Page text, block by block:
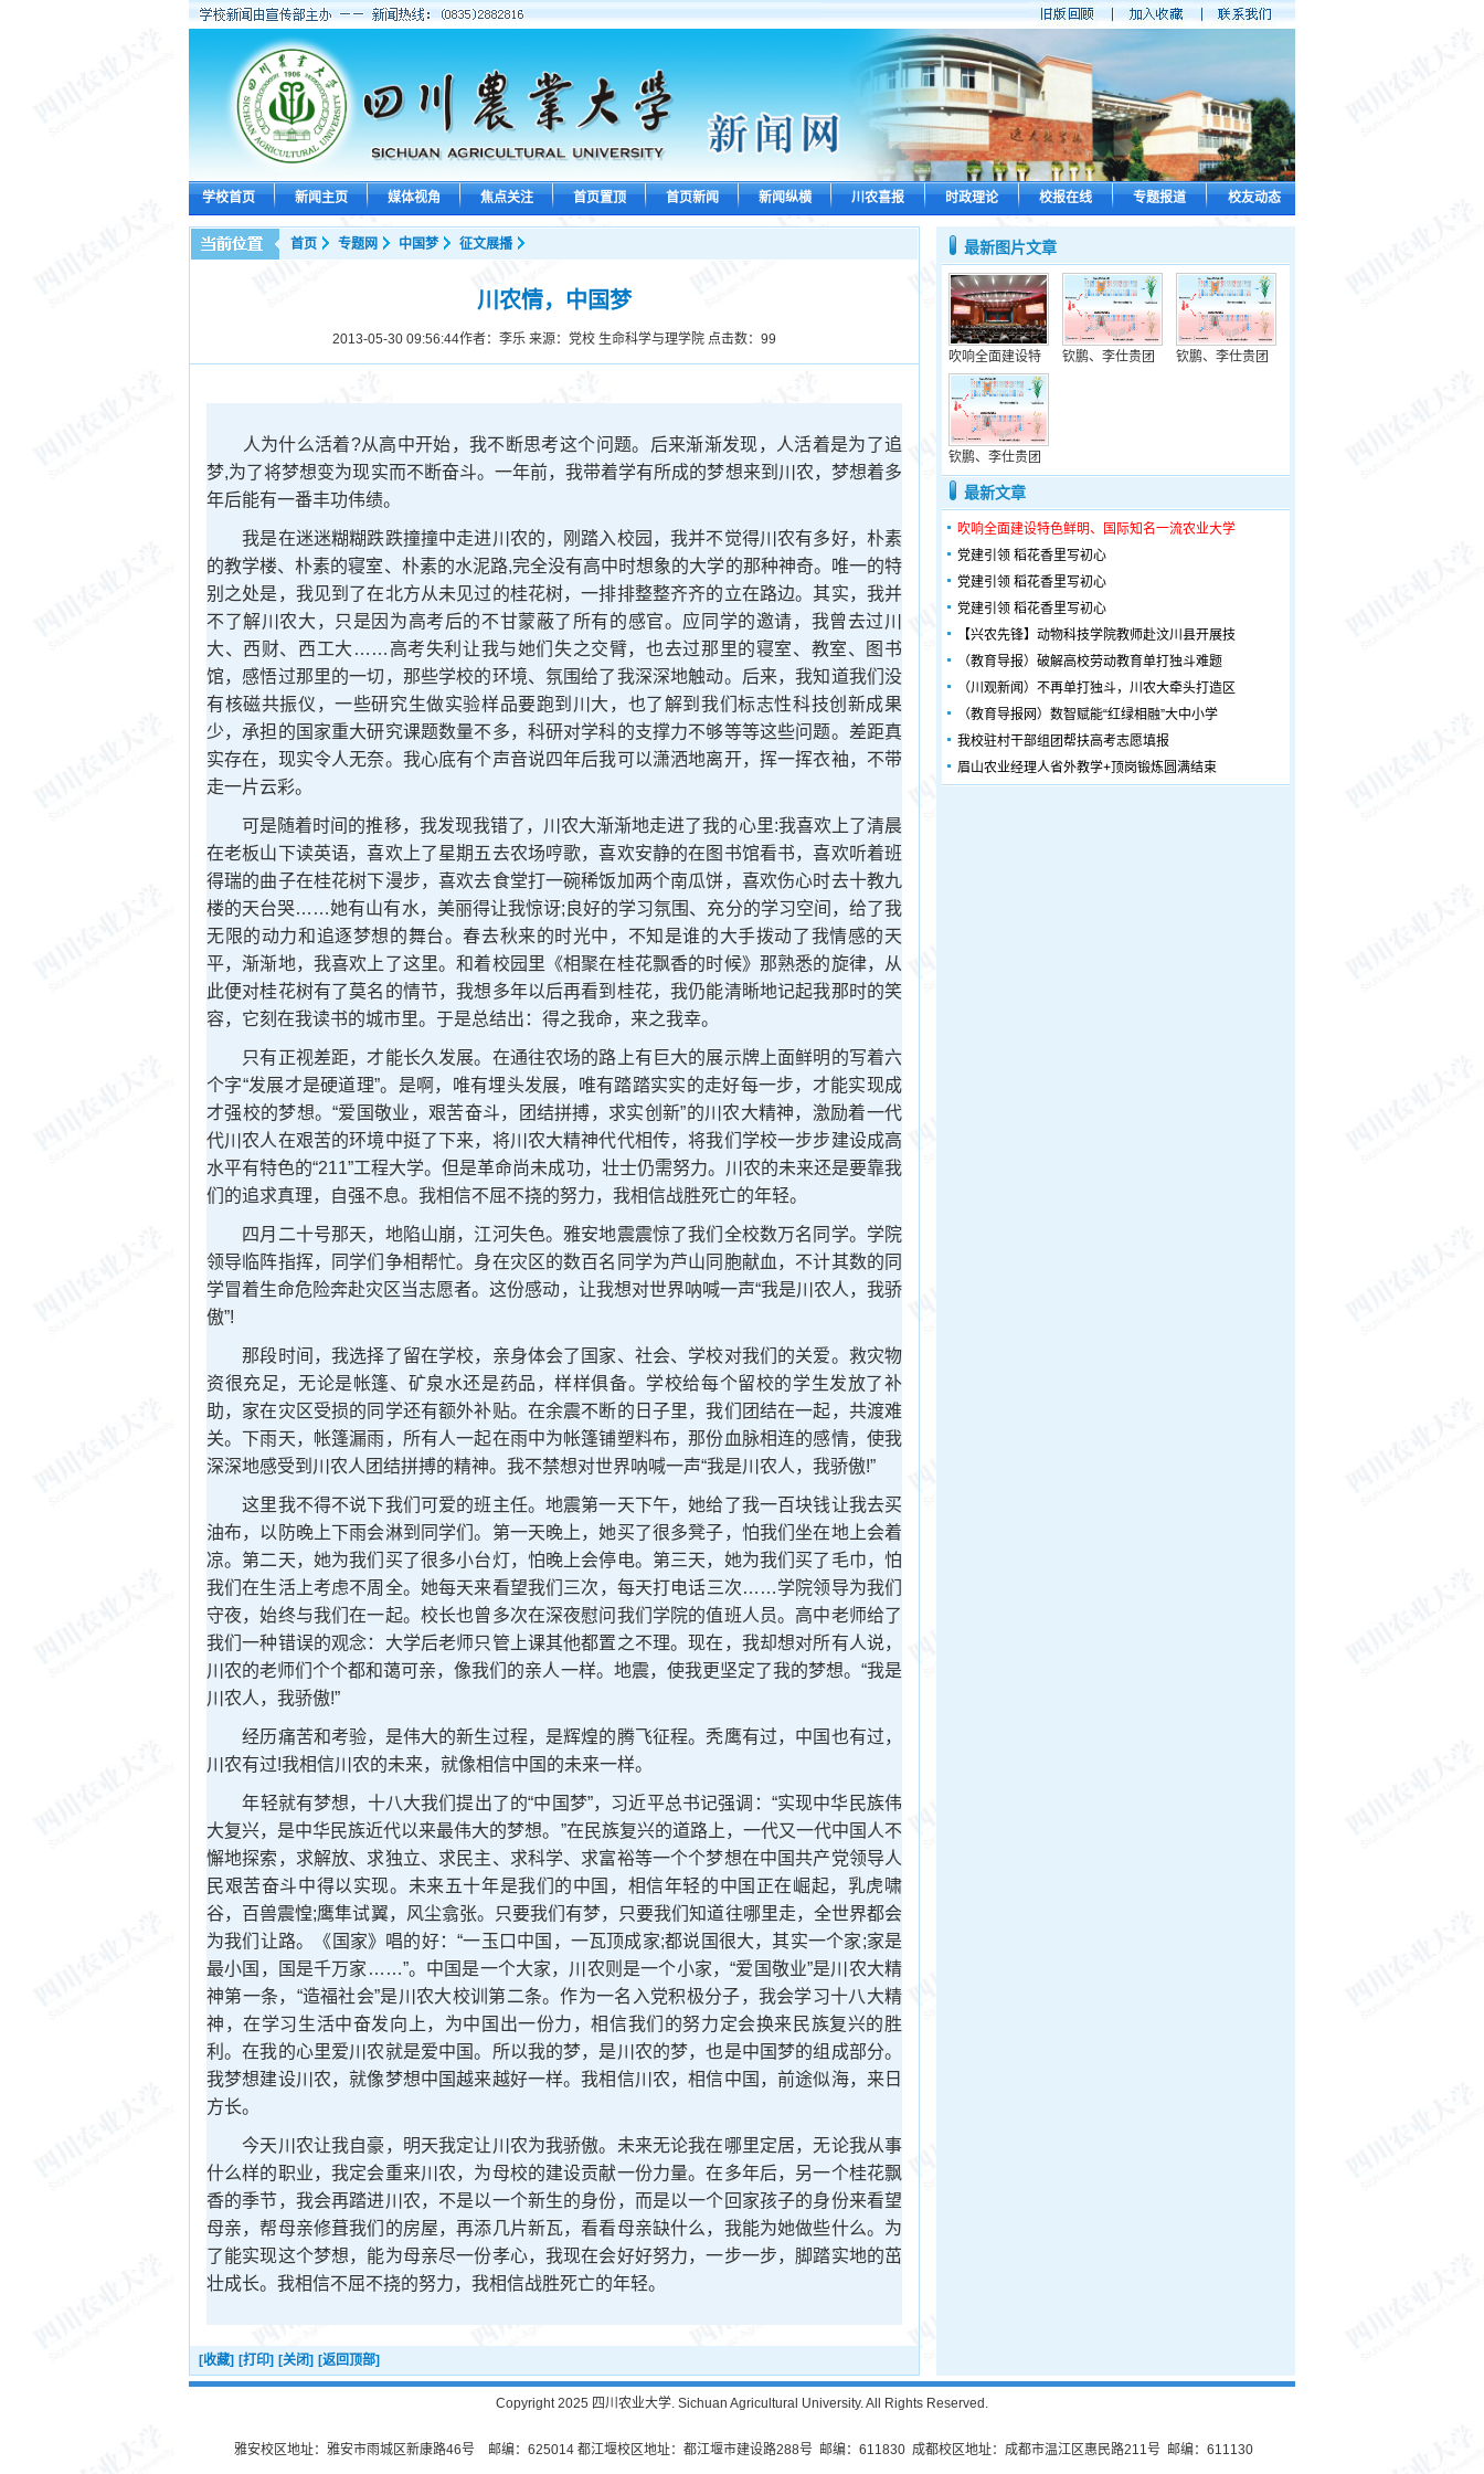
学校首页 新闻主页 媒体视角 焦点关注 首页置顶 首页新闻 新闻纵横 川农喜报 时政理论 校报在线 专题报道 校友动态
首页 专题网 中国梦 征文展播
川农情，中国梦
2013-05-30 09:56:44作者：李乐 来源：党校 生命科学与理学院 点击数： 99
人为什么活着?从高中开始，我不断思考这个问题。后来渐渐发现，人活着是为了追
梦,为了将梦想变为现实而不断奋斗。一年前，我带着学有所成的梦想来到川农，梦想着多
年后能有一番丰功伟绩。
我是在迷迷糊糊跌跌撞撞中走进川农的，刚踏入校园，我并不觉得川农有多好，朴素
的教学楼、朴素的寝室、朴素的水泥路,完全没有高中时想象的大学的那种神奇。唯一的特
别之处是，我见到了在北方从未见过的桂花树，一排排整整齐齐的立在路边。其实，我并
不了解川农大，只是因为高考后的不甘蒙蔽了所有的感官。应同学的邀请，我曾去过川
大、西财、西工大……高考失利让我与她们失之交臂，也去过那里的寝室、教室、图书
馆，感悟过那里的一切，那些学校的环境、氛围给了我深深地触动。后来，我知道我们没
有核磁共振仪，一些研究生做实验样品要跑到川大，也了解到我们标志性科技创新成果
少，承担的国家重大研究课题数量不多，科研对学科的支撑力不够等等这些问题。差距真
实存在，现实令人无奈。我心底有个声音说四年后我可以潇洒地离开，挥一挥衣袖，不带
走一片云彩。
可是随着时间的推移，我发现我错了，川农大渐渐地走进了我的心里:我喜欢上了清晨
在老板山下读英语，喜欢上了星期五去农场哼歌，喜欢安静的在图书馆看书，喜欢听着班
得瑞的曲子在桂花树下漫步，喜欢去食堂打一碗稀饭加两个南瓜饼，喜欢伤心时去十教九
楼的天台哭……她有山有水，美丽得让我惊讶;良好的学习氛围、充分的学习空间，给了我
无限的动力和追逐梦想的舞台。春去秋来的时光中，不知是谁的大手拨动了我情感的天
平，渐渐地，我喜欢上了这里。和着校园里《相聚在桂花飘香的时候》那熟悉的旋律，从
此便对桂花树有了莫名的情节，我想多年以后再看到桂花，我仍能清晰地记起我那时的笑
容，它刻在我读书的城市里。于是总结出：得之我命，来之我幸。
只有正视差距，才能长久发展。在通往农场的路上有巨大的展示牌上面鲜明的写着六
个字“发展才是硬道理”。是啊，唯有埋头发展，唯有踏踏实实的走好每一步，才能实现成
才强校的梦想。“爱国敬业，艰苦奋斗，团结拼搏，求实创新”的川农大精神，激励着一代
代川农人在艰苦的环境中挺了下来，将川农大精神代代相传，将我们学校一步步建设成高
水平有特色的“211”工程大学。但是革命尚未成功，壮士仍需努力。川农的未来还是要靠我
们的追求真理，自强不息。我相信不屈不挠的努力，我相信战胜死亡的年轻。
四月二十号那天，地陷山崩，江河失色。雅安地震震惊了我们全校数万名同学。学院
领导临阵指挥，同学们争相帮忙。身在灾区的数百名同学为芦山同胞献血，不计其数的同
学冒着生命危险奔赴灾区当志愿者。这份感动，让我想对世界呐喊一声“我是川农人，我骄
傲”!
那段时间，我选择了留在学校，亲身体会了国家、社会、学校对我们的关爱。救灾物
资很充足，无论是帐篷、矿泉水还是药品，样样俱备。学校给每个留校的学生发放了补
助，家在灾区受损的同学还有额外补贴。在余震不断的日子里，我们团结在一起，共渡难
关。下雨天，帐篷漏雨，所有人一起在雨中为帐篷铺塑料布，那份血脉相连的感情，使我
深深地感受到川农人团结拼搏的精神。我不禁想对世界呐喊一声“我是川农人，我骄傲!”
这里我不得不说下我们可爱的班主任。地震第一天下午，她给了我一百块钱让我去买
油布，以防晚上下雨会淋到同学们。第一天晚上，她买了很多凳子，怕我们坐在地上会着
凉。第二天，她为我们买了很多小台灯，怕晚上会停电。第三天，她为我们买了毛巾，怕
我们在生活上考虑不周全。她每天来看望我们三次，每天打电话三次……学院领导为我们
守夜，始终与我们在一起。校长也曾多次在深夜慰问我们学院的值班人员。高中老师给了
我们一种错误的观念：大学后老师只管上课其他都置之不理。现在，我却想对所有人说，
川农的老师们个个都和蔼可亲，像我们的亲人一样。地震，使我更坚定了我的梦想。“我是
川农人，我骄傲!”
经历痛苦和考验，是伟大的新生过程，是辉煌的腾飞征程。秃鹰有过，中国也有过，
川农有过!我相信川农的未来，就像相信中国的未来一样。
年轻就有梦想，十八大我们提出了的“中国梦”，习近平总书记强调：“实现中华民族伟
大复兴，是中华民族近代以来最伟大的梦想。”在民族复兴的道路上，一代又一代中国人不
懈地探索，求解放、求独立、求民主、求科学、求富裕等一个个梦想在中国共产党领导人
民艰苦奋斗中得以实现。未来五十年是我们的中国，相信年轻的中国正在崛起，乳虎啸
谷，百兽震惶;鹰隼试翼，风尘翕张。只要我们有梦，只要我们知道往哪里走，全世界都会
为我们让路。《国家》唱的好：“一玉口中国，一瓦顶成家;都说国很大，其实一个家;家是
最小国，国是千万家……”。中国是一个大家，川农则是一个小家，“爱国敬业”是川农大精
神第一条，“造福社会”是川农大校训第二条。作为一名入党积极分子，我会学习十八大精
神，在学习生活中奋发向上，为中国出一份力，相信我们的努力定会换来民族复兴的胜
利。在我的心里爱川农就是爱中国。所以我的梦，是川农的梦，也是中国梦的组成部分。
我梦想建设川农，就像梦想中国越来越好一样。我相信川农，相信中国，前途似海，来日
方长。
今天川农让我自豪，明天我定让川农为我骄傲。未来无论我在哪里定居，无论我从事
什么样的职业，我定会重来川农，为母校的建设贡献一份力量。在多年后，另一个桂花飘
香的季节，我会再踏进川农，不是以一个新生的身份，而是以一个回家孩子的身份来看望
母亲，帮母亲修葺我们的房屋，再添几片新瓦，看看母亲缺什么，我能为她做些什么。为
了能实现这个梦想，能为母亲尽一份孝心，我现在会好好努力，一步一步，脚踏实地的茁
壮成长。我相信不屈不挠的努力，我相信战胜死亡的年轻。
[收藏] [打印] [关闭] [返回顶部]
最新图片文章
吹响全面建设特 钦鹏、李仕贵团 钦鹏、李仕贵团
钦鹏、李仕贵团
最新文章
吹响全面建设特色鲜明、国际知名一流农业大学
党建引领 稻花香里写初心
党建引领 稻花香里写初心
党建引领 稻花香里写初心
【兴农先锋】动物科技学院教师赴汶川县开展技
（教育导报）破解高校劳动教育单打独斗难题
（川观新闻）不再单打独斗，川农大牵头打造区
（教育导报网）数智赋能“红绿相融”大中小学
我校驻村干部组团帮扶高考志愿填报
眉山农业经理人省外教学+顶岗锻炼圆满结束
Copyright 2025 四川农业大学. Sichuan Agricultural University. All Rights Reserved.
雅安校区地址：雅安市雨城区新康路46号 邮编：625014 都江堰校区地址：都江堰市建设路288号 邮编：611830 成都校区地址：成都市温江区惠民路211号 邮编：611130